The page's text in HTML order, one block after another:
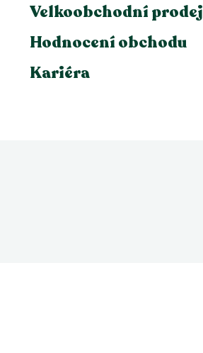
Velkoobchodní prodej
Hodnocení obchodu
Kariéra